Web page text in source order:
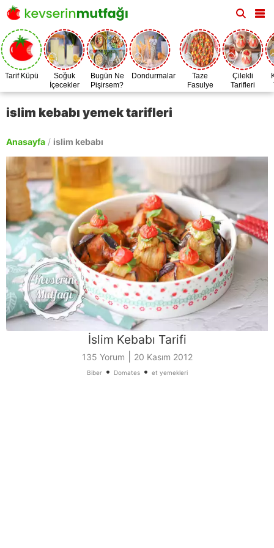
Tarif Küpü
Soğuk
İçecekler
Bugün Ne
Pişirsem?
Dondurmalar
Taze
Fasulye
Zamanı
Çilekli
Tarifleri
islim kebabı yemek tarifleri
Anasayfa / islim kebabı
İslim Kebabı Tarifi
135 Yorum 20 Kasım 2012
Biber• Domates• et yemekleri